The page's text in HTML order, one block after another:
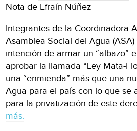
Nota de Efraín Núñez
Integrantes de la Coordinadora
Asamblea Social del Agua
intención de armar un “albazo”
aprobar la llamada “Ley Mata-
una “enmienda” más que una
Agua para el país con lo que se
para la privatización de este
más.